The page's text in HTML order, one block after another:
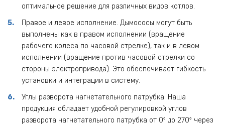
оптимальное решение для различных видов котлов.
Правое и левое исполнение. Дымососы могут быть
выполнены как в правом исполнении (вращение
рабочего колеса по часовой стрелке), так и в левом
исполнении (вращение против часовой стрелки со
стороны электропривода). Это обеспечивает гибкость
установки и интеграции в систему.
Углы разворота нагнетательного патрубка. Наша
продукция обладает удобной регулировкой углов
разворота нагнетательного патрубка от 0º до 270º через